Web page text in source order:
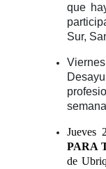
que
Sur,
Jueves
PARA
de